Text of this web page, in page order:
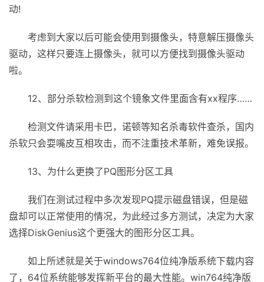
动!
考虑到大家以后可能会使用到摄像头，特意解压摄像头
驱动，这样只要连上摄像头，就可以方便找到摄像头驱动
啦。
12、部分杀软检测到这个镜象文件里面含有xx程序……
检测文件请采用卡巴，诺顿等知名杀毒软件查杀，国内
杀软只会耍嘴皮互相攻击，而不注重技术革新，难免误报。
13、为什么更换了PQ图形分区工具
我们在测试过程中多次发现PQ提示磁盘错误，但是磁
盘却可以正常使用的情况，为此经过多方测试，决定为大家
选择DiskGenius这个更强大的图形分区工具。
如上所述就是关于windows764位纯净版系统下载内容
了，64位系统能够发挥新平台的最大性能。win764纯净版